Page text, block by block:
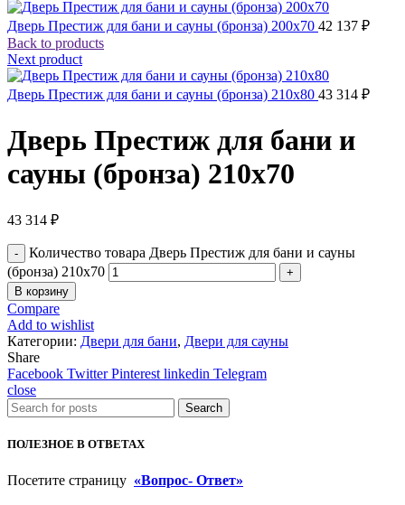
Дверь Престиж для бани и сауны (бронза) 200х70 42 137 ₽
Back to products
Next product
Дверь Престиж для бани и сауны (бронза) 210х80 43 314 ₽
Дверь Престиж для бани и
сауны (бронза) 210х70
43 314 ₽
Количество товара Дверь Престиж для бани и сауны
(бронза) 210х70
В корзину
Compare
Add to wishlist
Категории: Двери для бани, Двери для сауны
Share
Facebook Twitter Pinterest linkedin Telegram
close
Search
ПОЛЕЗНОЕ В ОТВЕТАХ
Посетите страницу «Вопрос- Ответ»